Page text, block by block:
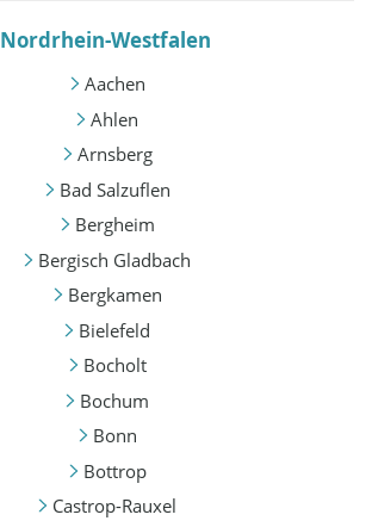
Nordrhein-Westfalen
Aachen
Ahlen
Arnsberg
Bad Salzuflen
Bergheim
Bergisch Gladbach
Bergkamen
Bielefeld
Bocholt
Bochum
Bonn
Bottrop
Castrop-Rauxel